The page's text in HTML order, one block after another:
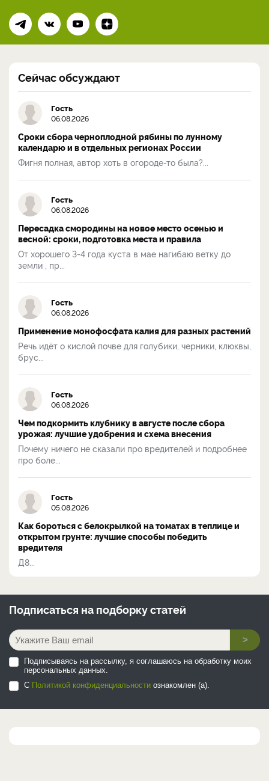
Сейчас обсуждают
Гость
06.08.2026
Сроки сбора черноплодной рябины по лунному
календарю и в отдельных регионах России
Фигня полная, автор хоть в огороде-то была?...
Гость
06.08.2026
Пересадка смородины на новое место осенью и
весной: сроки, подготовка места и правила
От хорошего 3-4 года куста в мае нагибаю ветку до
земли , пр...
Гость
06.08.2026
Применение монофосфата калия для разных растений
Речь идёт о кислой почве для голубики, черники, клюквы,
брус...
Гость
06.08.2026
Чем подкормить клубнику в августе после сбора
урожая: лучшие удобрения и схема внесения
Почему ничего не сказали про вредителей и подробнее
про боле...
Гость
05.08.2026
Как бороться с белокрылкой на томатах в теплице и
открытом грунте: лучшие способы победить
вредителя
Д8...
Подписаться на подборку статей
>
Подписываясь на рассылку, я соглашаюсь на обработку моих
персональных данных.
С Политикой конфиденциальности ознакомлен (а).